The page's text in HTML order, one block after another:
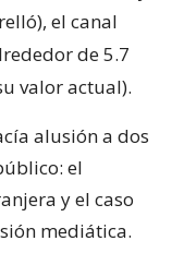
el canal
de 5.7
valor actual).
alusión a dos
el
y el caso
mediática.